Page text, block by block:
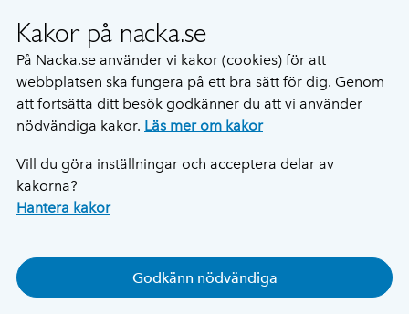
Kakor på nacka.se
På Nacka.se använder vi kakor (cookies) för att
webbplatsen ska fungera på ett bra sätt för dig. Genom
att fortsätta ditt besök godkänner du att vi använder
nödvändiga kakor. Läs mer om kakor
Vill du göra inställningar och acceptera delar av
kakorna?
Hantera kakor
Godkänn nödvändiga